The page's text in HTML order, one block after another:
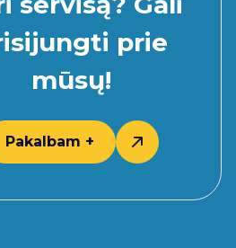
prie
mūsų!
Pakalbam +